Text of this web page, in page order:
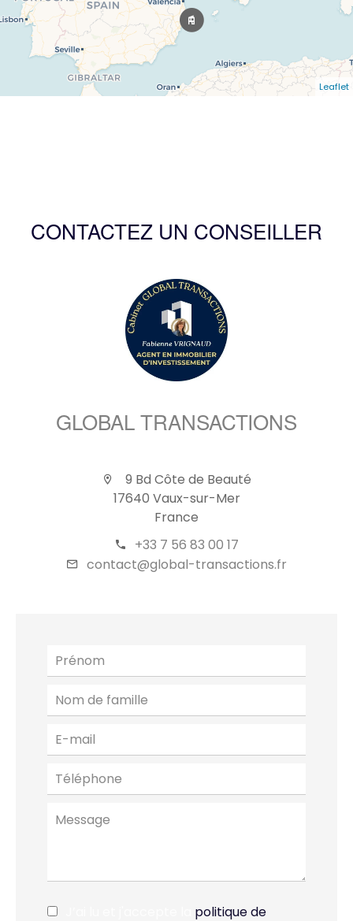
Leaflet
CONTACTEZ UN CONSEILLER
GLOBAL TRANSACTIONS
9 Bd Côte de Beauté
17640 Vaux-sur-Mer
France
+33 7 56 83 00 17
contact@global-transactions.fr
politique de